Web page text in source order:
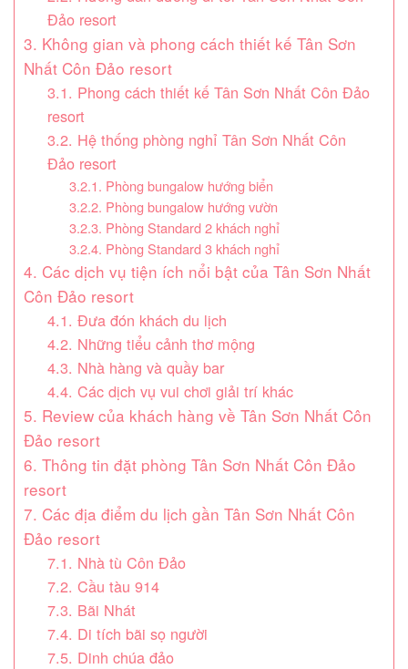
Đảo resort
3. Không gian và phong cách thiết kế Tân Sơn
Nhất Côn Đảo resort
3.1. Phong cách thiết kế Tân Sơn Nhất Côn Đảo
resort
3.2. Hệ thống phòng nghỉ Tân Sơn Nhất Côn
Đảo resort
3.2.1. Phòng bungalow hướng biển
3.2.2. Phòng bungalow hướng vườn
3.2.3. Phòng Standard 2 khách nghỉ
3.2.4. Phòng Standard 3 khách nghỉ
4. Các dịch vụ tiện ích nổi bật của Tân Sơn Nhất
Côn Đảo resort
4.1. Đưa đón khách du lịch
4.2. Những tiểu cảnh thơ mộng
4.3. Nhà hàng và quầy bar
4.4. Các dịch vụ vui chơi giải trí khác
5. Review của khách hàng về Tân Sơn Nhất Côn
Đảo resort
6. Thông tin đặt phòng Tân Sơn Nhất Côn Đảo
resort
7. Các địa điểm du lịch gần Tân Sơn Nhất Côn
Đảo resort
7.1. Nhà tù Côn Đảo
7.2. Cầu tàu 914
7.3. Bãi Nhát
7.4. Di tích bãi sọ người
7.5. Dinh chúa đảo